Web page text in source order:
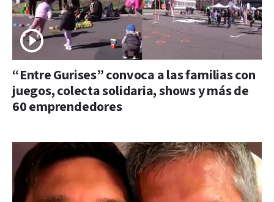
“Entre Gurises” convoca a las familias con
juegos, colecta solidaria, shows y más de
60 emprendedores